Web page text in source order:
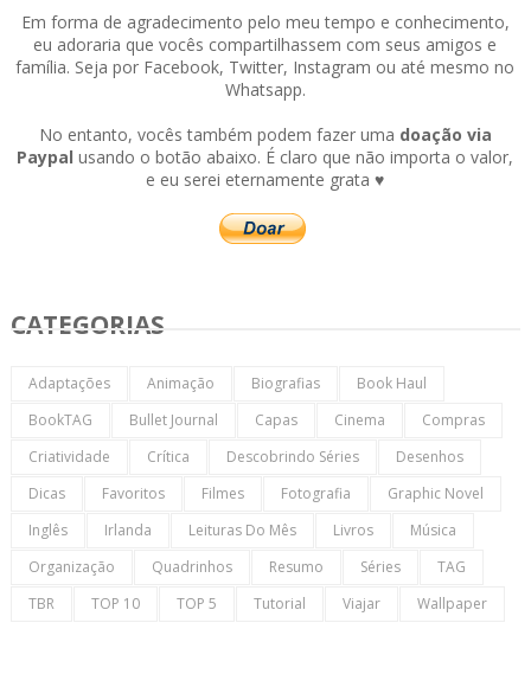
Em forma de agradecimento pelo meu tempo e conhecimento,
eu adoraria que vocês compartilhassem com seus amigos e
família. Seja por Facebook, Twitter, Instagram ou até mesmo no
Whatsapp.
No entanto, vocês também podem fazer uma doação via
Paypal usando o botão abaixo. É claro que não importa o valor,
e eu serei eternamente grata ♥
CATEGORIAS
Adaptações Animação Biografias
Book Haul
BookTAG
Bullet Journal Capas Cinema
Compras
Criatividade
Crítica Descobrindo Séries
Desenhos
Dicas
Favoritos Filmes Fotografia
Graphic Novel
Inglês
Irlanda Leituras Do Mês Livros
Música
Organização
Quadrinhos Resumo Séries
TAG
TBR
TOP 10 TOP 5 Tutorial Viajar Wallpaper